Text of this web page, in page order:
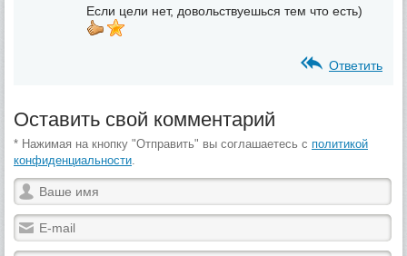
Если цели нет, довольствуешься тем что есть)
Ответить
Оставить свой комментарий
* Нажимая на кнопку "Отправить" вы соглашаетесь с политикой
конфиденциальности